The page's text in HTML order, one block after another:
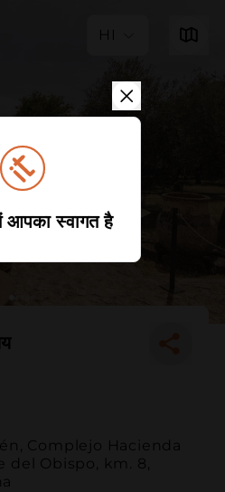
HI
Complejo Hacienda
del Obispo, km. 8,
आपका स्वागत है